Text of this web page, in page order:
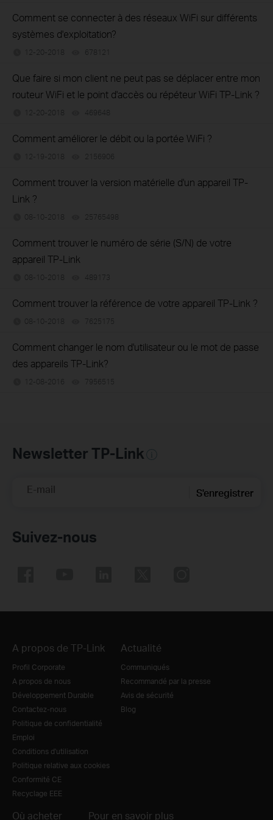
Comment se connecter à des réseaux WiFi sur différents
systèmes d'exploitation?
12-20-2018 678121
Que faire si mon client ne peut pas se déplacer entre mon
routeur WiFi et le point d'accès ou répéteur WiFi TP-Link ?
12-20-2018 469648
Comment améliorer le débit ou la portée WiFi ?
12-19-2018 2156906
Comment trouver la version matérielle d'un appareil TP-
Link ?
08-10-2018 25765498
Comment trouver le numéro de série (S/N) de votre
appareil TP-Link
08-10-2018 489173
Comment trouver la référence de votre appareil TP-Link ?
08-10-2018 7625175
Comment changer le nom d'utilisateur ou le mot de passe
des appareils TP-Link?
12-08-2016 7956515
Newsletter TP-Link
E-mail S'enregistrer
Suivez-nous
A propos de TP-Link
Profil Corporate
A propos de nous
Développement Durable
Contactez-nous
Politique de confidentialité
Emploi
Conditions d'utilisation
Politique relative aux cookies
Conformité CE
Recyclage EEE
Actualité
Communiqués
Recommandé par la presse
Avis de sécurité
Blog
Où acheter Pour en savoir plus